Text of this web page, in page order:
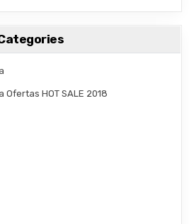
HOT SALE 2018